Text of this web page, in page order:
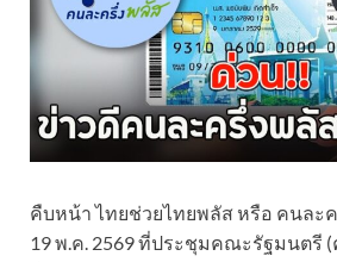
คืบหน้า ไทยช่วยไทยพลัส หรือ คนละ
19 พ.ค. 2569 ที่ประชุมคณะรัฐมนตรี